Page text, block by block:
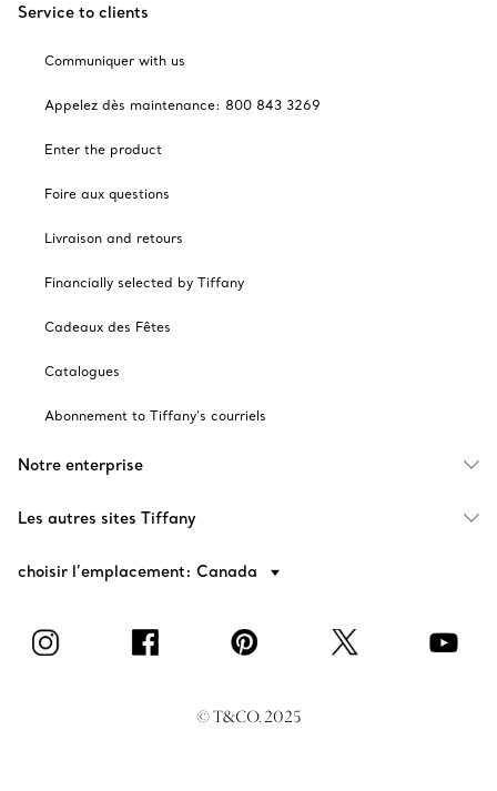
Service to clients
Communiquer with us
Appelez dès maintenance: 800 843 3269
Enter the product
Foire aux questions
Livraison and retours
Financially selected by Tiffany
Cadeaux des Fêtes
Catalogues
Abonnement to Tiffany's courriels
Notre enterprise
Les autres sites Tiffany
choisir l’emplacement: Canada
© T&CO. 2025